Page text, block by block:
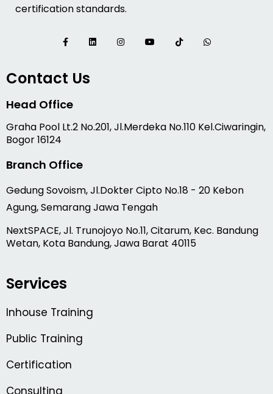
certification standards.
Contact Us
Head Office
Graha Pool Lt.2 No.201, Jl.Merdeka No.110 Kel.Ciwaringin,
Bogor 16124
Branch Office
Gedung Sovoism, Jl.Dokter Cipto No.18 - 20 Kebon
Agung, Semarang Jawa Tengah
NextSPACE, Jl. Trunojoyo No.11, Citarum, Kec. Bandung
Wetan, Kota Bandung, Jawa Barat 40115
Services
Inhouse Training
Public Training
Certification